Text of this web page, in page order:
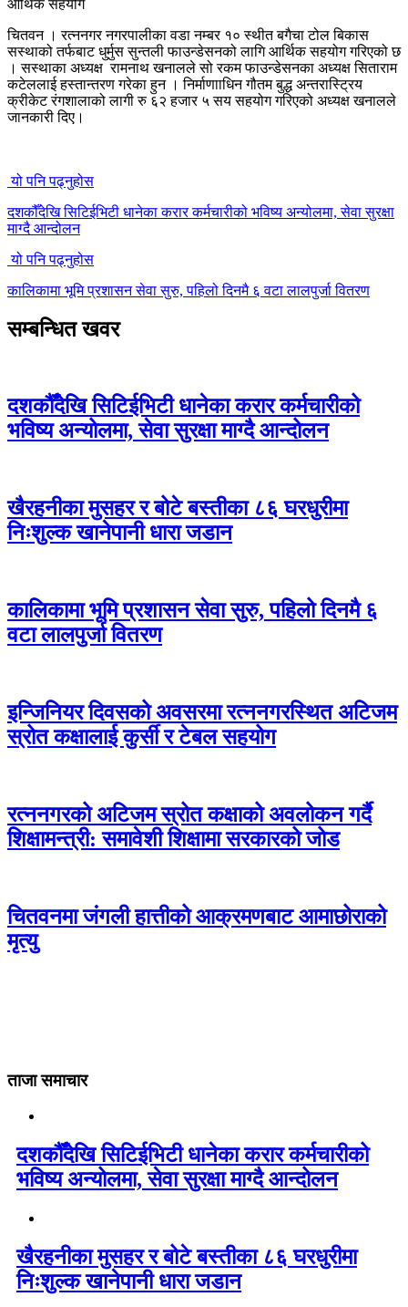
चितवन । रत्ननगर नगरपालीका वडा नम्बर १० स्थीत बगैचा टोल बिकास
सस्थाको तर्फबाट धुर्मुस सुन्तली फाउन्डेसनको लागि आर्थिक सहयोग गरिएको छ
। सस्थाका अध्यक्ष रामनाथ खनालले सो रकम फाउन्डेसनका अध्यक्ष सिताराम
कटेललाई हस्तान्तरण गरेका हुन । निर्माणााधिन गौतम बुद्ध अन्तरास्ट्रिय
क्रीकेट रंगशालाको लागी रु ६२ हजार ५ सय सहयोग गरिएको अध्यक्ष खनालले
जानकारी दिए।
यो पनि पढ्नुहोस
दशकौँदेखि सिटिईभिटी धानेका करार कर्मचारीको भविष्य अन्योलमा, सेवा सुरक्षा
माग्दै आन्दोलन
यो पनि पढ्नुहोस
कालिकामा भूमि प्रशासन सेवा सुरु, पहिलो दिनमै ६ वटा लालपुर्जा वितरण
सम्बन्धित खवर
दशकौँदेखि सिटिईभिटी धानेका करार कर्मचारीको
भविष्य अन्योलमा, सेवा सुरक्षा माग्दै आन्दोलन
खैरहनीका मुसहर र बोटे बस्तीका ८६ घरधुरीमा
निःशुल्क खानेपानी धारा जडान
कालिकामा भूमि प्रशासन सेवा सुरु, पहिलो दिनमै ६
वटा लालपुर्जा वितरण
इन्जिनियर दिवसको अवसरमा रत्ननगरस्थित अटिजम
स्रोत कक्षालाई कुर्सी र टेबल सहयोग
रत्ननगरको अटिजम स्रोत कक्षाको अवलोकन गर्दै
शिक्षामन्त्री: समावेशी शिक्षामा सरकारको जोड
चितवनमा जंगली हात्तीको आक्रमणबाट आमाछोराको
मृत्यु
ताजा समाचार
दशकौँदेखि सिटिईभिटी धानेका करार कर्मचारीको
भविष्य अन्योलमा, सेवा सुरक्षा माग्दै आन्दोलन
खैरहनीका मुसहर र बोटे बस्तीका ८६ घरधुरीमा
निःशुल्क खानेपानी धारा जडान